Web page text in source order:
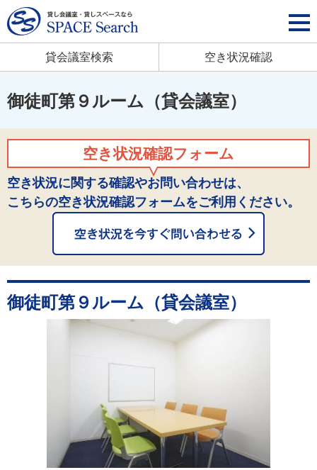
貸会議室検索 空き状況確認
御徒町第９ルーム（貸会議室）
空き状況確認フォーム
空き状況に関する確認やお問い合わせは、
こちらの空き状況確認フォームをご利用ください。
御徒町第９ルーム（貸会議室）